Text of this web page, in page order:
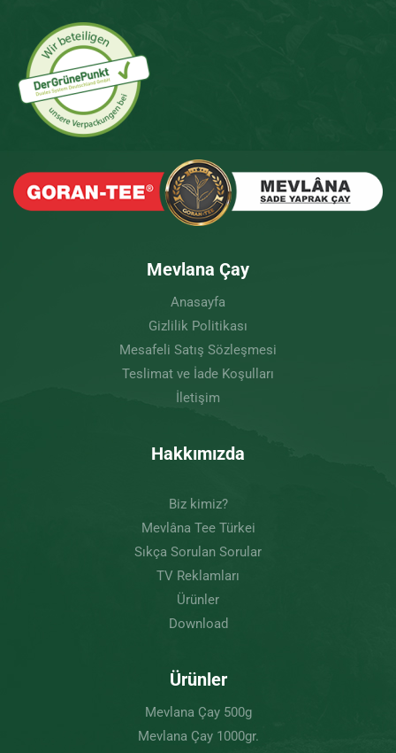
Mevlana Çay
Anasayfa
Gizlilik Politikası
Mesafeli Satış Sözleşmesi
Teslimat ve İade Koşulları
İletişim
Hakkımızda
Biz kimiz?
Mevlâna Tee Türkei
Sıkça Sorulan Sorular
TV Reklamları
Ürünler
Download
Ürünler
Mevlana Çay 500g
Mevlana Çay 1000gr.